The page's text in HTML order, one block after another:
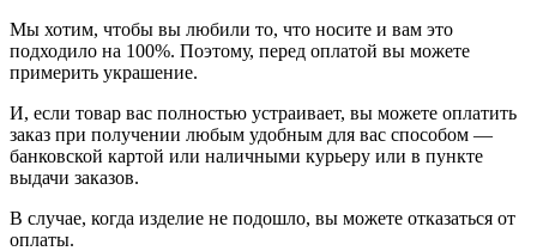
Мы хотим, чтобы вы любили то, что носите и вам это
подходило на 100%. Поэтому, перед оплатой вы можете
примерить украшение.
И, если товар вас полностью устраивает, вы можете оплатить
заказ при получении любым удобным для вас способом —
банковской картой или наличными курьеру или в пункте
выдачи заказов.
В случае, когда изделие не подошло, вы можете отказаться от
оплаты.